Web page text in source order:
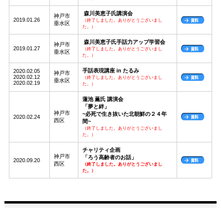
2019.01.26
神戸市
垂水区
森川美恵子氏講演会
（終了しました。ありがとうございまし
た。）
2019.01.27
神戸市
垂水区
森川美恵子氏手話力アップ学習会
（終了しました。ありがとうございまし
た。）
2020.02.05
2020.02.12
2020.02.19
神戸市
垂水区
手話表現講座 in たるみ
（終了しました。ありがとうございまし
た。）
2020.02.24
神戸市
西区
蓮池 薫氏 講演会
「夢と絆」
~必死で生き抜いた北朝鮮の２４年
間~
（終了しました。ありがとうございまし
た。）
2020.09.20
神戸市
西区
チャリティ企画
「ろう高齢者のお話」
（終了しました。ありがとうございまし
た。）